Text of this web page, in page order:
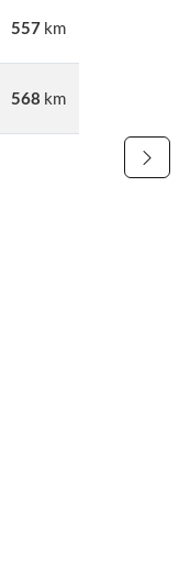
557 km
568 km